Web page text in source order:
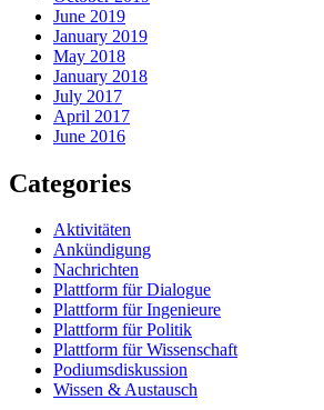
June 2019
January 2019
May 2018
January 2018
July 2017
April 2017
June 2016
Categories
Aktivitäten
Ankündigung
Nachrichten
Plattform für Dialogue
Plattform für Ingenieure
Plattform für Politik
Plattform für Wissenschaft
Podiumsdiskussion
Wissen & Austausch